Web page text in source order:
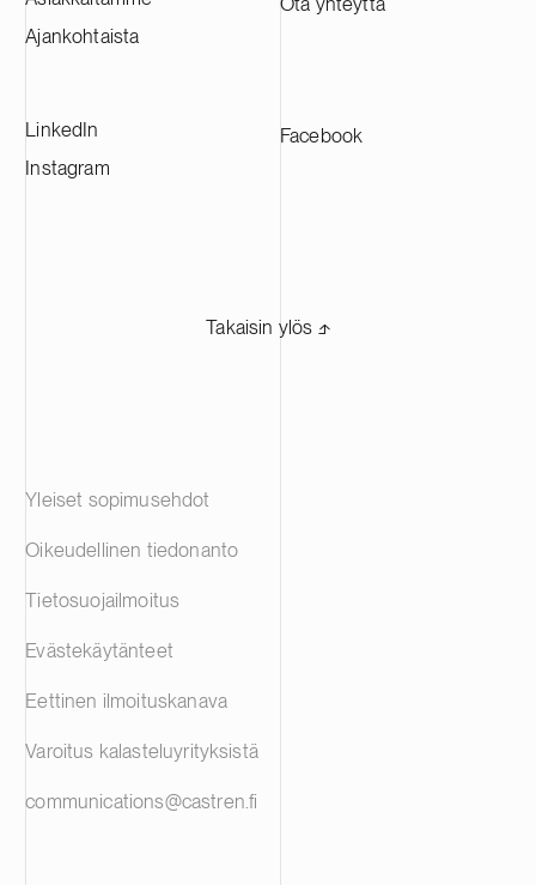
Ajankohtaista
LinkedIn
Instagram
Facebook
Takaisin ylös ⬏
Yleiset sopimusehdot
Oikeudellinen tiedonanto
Tietosuojailmoitus
Evästekäytänteet
Eettinen ilmoituskanava
Varoitus kalasteluyrityksistä
communications@castren.fi